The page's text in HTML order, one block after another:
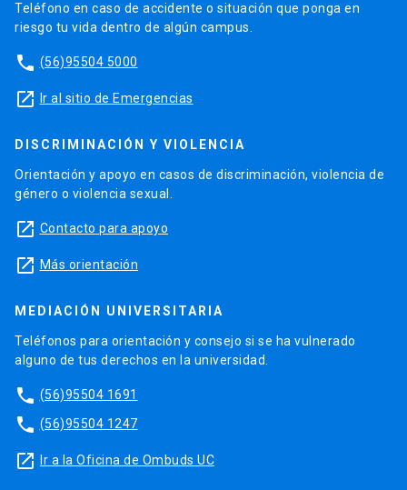
Teléfono en caso de accidente o situación que ponga en
riesgo tu vida dentro de algún campus.
phone (56)95504 5000
launch Ir al sitio de Emergencias
DISCRIMINACIÓN Y VIOLENCIA
Orientación y apoyo en casos de discriminación, violencia de
género o violencia sexual.
launch Contacto para apoyo
launch Más orientación
MEDIACIÓN UNIVERSITARIA
Teléfonos para orientación y consejo si se ha vulnerado
alguno de tus derechos en la universidad.
phone (56)95504 1691
phone (56)95504 1247
launch Ir a la Oficina de Ombuds UC